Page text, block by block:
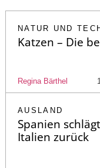
NATUR UND
Katzen – Die
Regina Bärthel
AUSLAND
Spanien
Italien zurück